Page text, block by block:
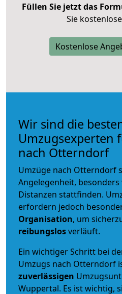
Füllen Sie jetzt das
Sie
Kostenlose
Wir sind die
Umzugsexperten
nach Otterndorf
Umzüge nach Otterndorf
Angelegenheit,
Distanzen stattfinden.
erfordern jedoch
Organisation, um
reibungslosverläuft.
Ein wichtiger Schritt bei
Umzugs nach Otterndorf
zuverlässigen
Wuppertal. Es ist wichtig,